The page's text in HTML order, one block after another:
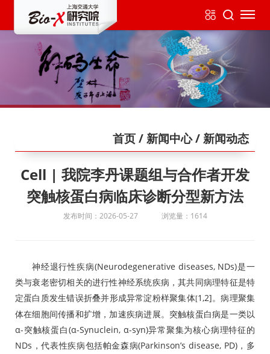
首页/ 新闻中心/ 新闻动态
Cell | 我院李丹课题组与合作者开发
突触核蛋白病临床诊断分型新方法
发布时间：2026-05-27 浏览量：1614
神经退行性疾病(Neurodegenerative diseases, NDs)是一
类与衰老密切相关的进行性神经系统疾病，其共同病理特征是特
定蛋白质发生错误折叠并形成异常淀粉样聚集体[1,2]。病理聚集
体在细胞间传播和扩增，加速疾病进展。突触核蛋白病是一类以
α-突触核蛋白(α-Synuclein, α-syn)异常聚集为核心病理特征的
NDs，代表性疾病包括帕金森病(Parkinson’s disease, PD)，多